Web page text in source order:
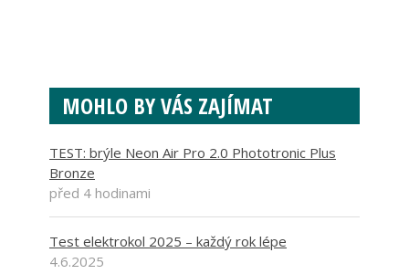
MOHLO BY VÁS ZAJÍMAT
TEST: brýle Neon Air Pro 2.0 Phototronic Plus
Bronze
před 4 hodinami
Test elektrokol 2025 – každý rok lépe
4.6.2025